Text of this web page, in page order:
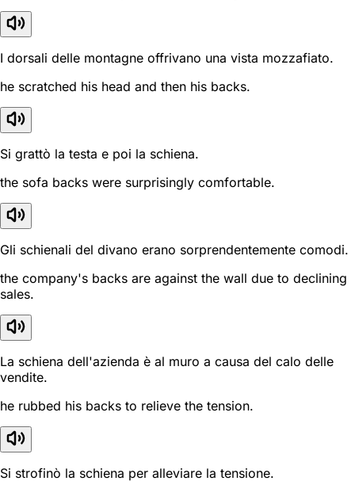
I dorsali delle montagne offrivano una vista mozzafiato.
he scratched his head and then his backs.
Si grattò la testa e poi la schiena.
the sofa backs were surprisingly comfortable.
Gli schienali del divano erano sorprendentemente comodi.
the company's backs are against the wall due to declining
sales.
La schiena dell'azienda è al muro a causa del calo delle
vendite.
he rubbed his backs to relieve the tension.
Si strofinò la schiena per alleviare la tensione.